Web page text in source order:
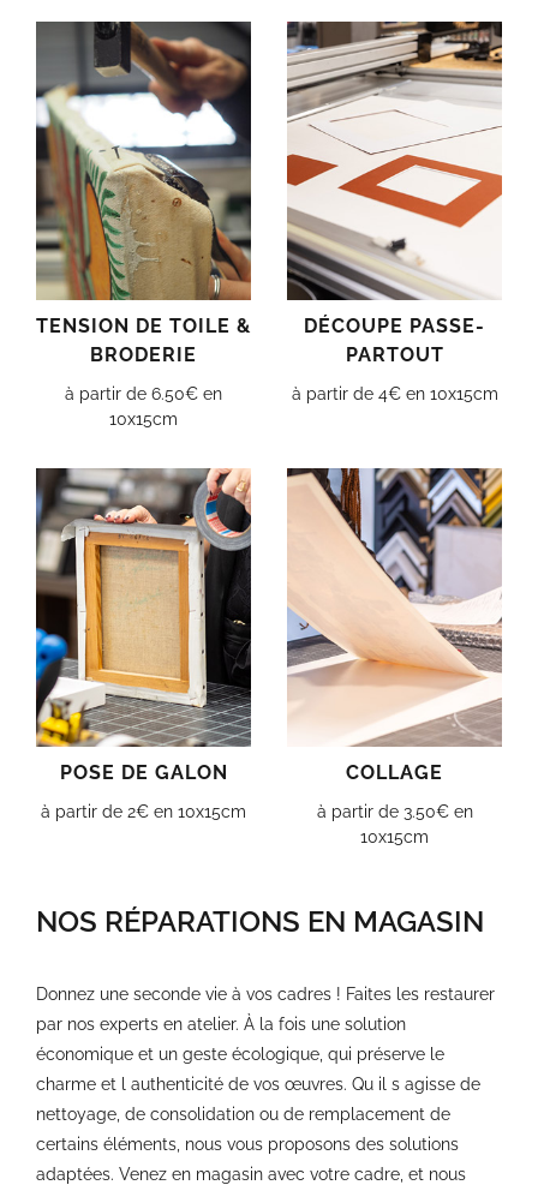
TENSION DE TOILE &
BRODERIE
à partir de 6.50€ en
10x15cm
DÉCOUPE PASSE-
PARTOUT
à partir de 4€ en 10x15cm
POSE DE GALON
à partir de 2€ en 10x15cm
COLLAGE
à partir de 3.50€ en
10x15cm
NOS RÉPARATIONS EN MAGASIN
Donnez une seconde vie à vos cadres ! Faites les restaurer
par nos experts en atelier. À la fois une solution
économique et un geste écologique, qui préserve le
charme et l authenticité de vos œuvres. Qu il s agisse de
nettoyage, de consolidation ou de remplacement de
certains éléments, nous vous proposons des solutions
adaptées. Venez en magasin avec votre cadre, et nous